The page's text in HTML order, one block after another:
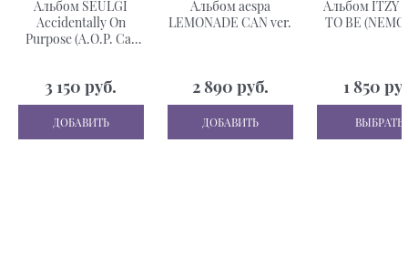
Альбом SEULGI
Accidentally On
Purpose (A.O.P. Car
3 150 руб.
ДОБАВИТЬ
Альбом aespa
LEMONADE CAN ver.
2 890 руб.
ДОБАВИТЬ
Альбом ITZY
TO BE (NEMO
1 850
ВЫБРАТЬ